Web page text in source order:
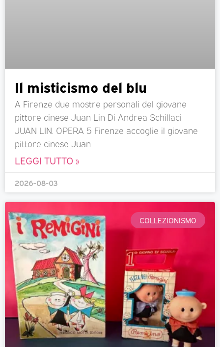
Il misticismo del blu
A Firenze due mostre personali del giovane
pittore cinese Juan Lin Di Andrea Schillaci
JUAN LIN. OPERA 5 Firenze accoglie il giovane
pittore cinese Juan
LEGGI TUTTO »
2026-08-03
COLLEZIONISMO